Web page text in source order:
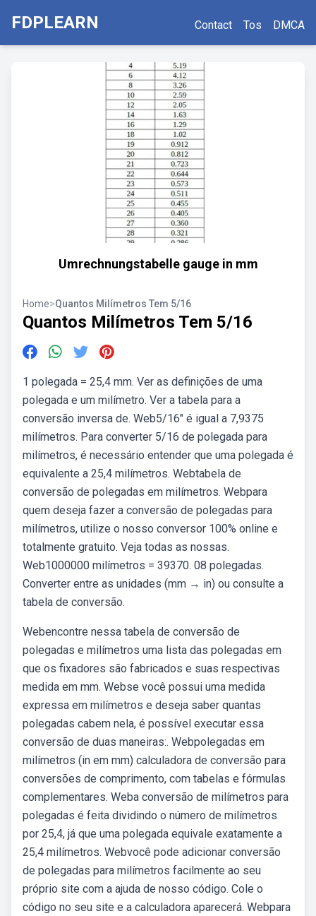
FDPLEARN Contact Tos DMCA
Umrechnungstabelle gauge in mm
Home>Quantos Milímetros Tem 5/16
Quantos Milímetros Tem 5/16
1 polegada = 25,4 mm. Ver as definições de uma
polegada e um milímetro. Ver a tabela para a
conversão inversa de. Web5/16″ é igual a 7,9375
milímetros. Para converter 5/16 de polegada para
milímetros, é necessário entender que uma polegada é
equivalente a 25,4 milímetros. Webtabela de
conversão de polegadas em milímetros. Webpara
quem deseja fazer a conversão de polegadas para
milímetros, utilize o nosso conversor 100% online e
totalmente gratuito. Veja todas as nossas.
Web1000000 milímetros = 39370. 08 polegadas.
Converter entre as unidades (mm → in) ou consulte a
tabela de conversão.
Webencontre nessa tabela de conversão de
polegadas e milímetros uma lista das polegadas em
que os fixadores são fabricados e suas respectivas
medida em mm. Webse você possui uma medida
expressa em milímetros e deseja saber quantas
polegadas cabem nela, é possível executar essa
conversão de duas maneiras:. Webpolegadas em
milímetros (in em mm) calculadora de conversão para
conversões de comprimento, com tabelas e fórmulas
complementares. Weba conversão de milímetros para
polegadas é feita dividindo o número de milímetros
por 25,4, já que uma polegada equivale exatamente a
25,4 milímetros. Webvocê pode adicionar conversão
de polegadas para milímetros facilmente ao seu
próprio site com a ajuda de nosso código. Cole o
código no seu site e a calculadora aparecerá. Webpara